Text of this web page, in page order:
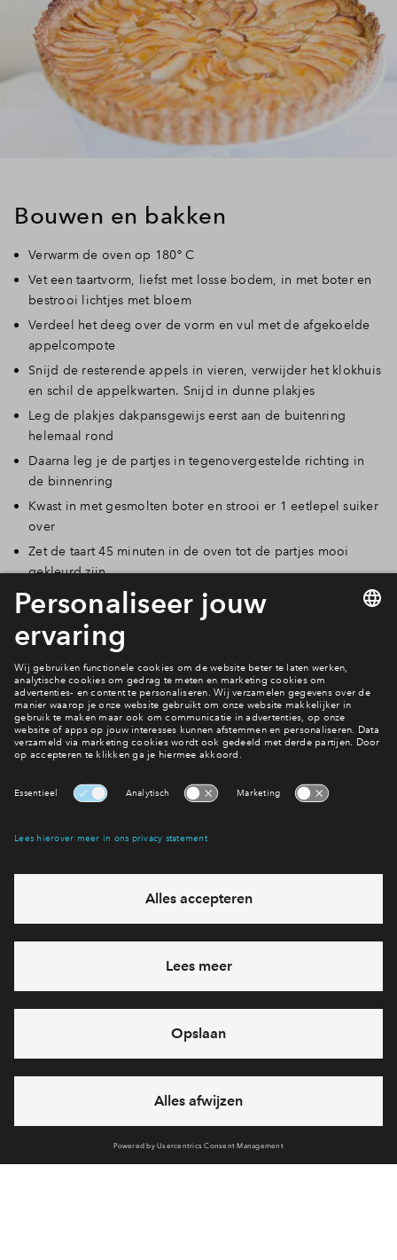
Bouwen en bakken
Verwarm de oven op 180º C
Vet een taartvorm, liefst met losse bodem, in met boter en
bestrooi lichtjes met bloem
Verdeel het deeg over de vorm en vul met de afgekoelde
appelcompote
Snijd de resterende appels in vieren, verwijder het klokhuis
en schil de appelkwarten. Snijd in dunne plakjes
Leg de plakjes dakpansgewijs eerst aan de buitenring
helemaal rond
Daarna leg je de partjes in tegenovergestelde richting in
de binnenring
Kwast in met gesmolten boter en strooi er 1 eetlepel suiker
over
Zet de taart 45 minuten in de oven tot de partjes mooi
gekleurd zijn
Verwarm de abrikozenjam in een steelpannetje en kwast de
nog warm taart in om een mooie glans te krijgen.
Ander nieuws
Interesse? Meld je dan snel aan
eventuele projecten
Ja, ik wil mij aanmelden
Heb je een vraag en wil je direct antwoord? Bel ons op
feestdagen)
via chat en telefoon